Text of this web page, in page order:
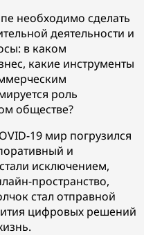
необходимо сделать
деятельности и
в каком
какие инструменты
роль
обществе?
19 мир погрузился
и
исключением,
пространство,
стал отправной
цифровых решений